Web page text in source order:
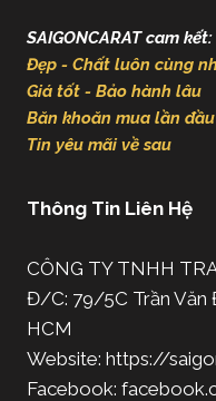
SAIGONCARAT cam kết:
Đẹp - Chất luôn cùng
Giá tốt - Bảo hành lâu
Băn khoăn mua lần đầu
Tin yêu mãi về sau
Thông Tin Liên Hệ
CÔNG TY TNHH
Đ/C: 79/5C Trần Văn
HCM
Website: https://
Facebook: